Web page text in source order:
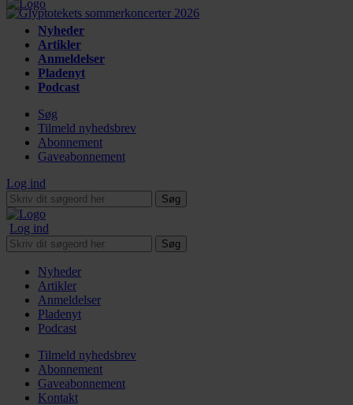
Nyheder
Artikler
Anmeldelser
Pladenyt
Podcast
Søg
Tilmeld nyhedsbrev
Abonnement
Gaveabonnement
Log ind
Søg
Log ind
Søg
Nyheder
Artikler
Anmeldelser
Pladenyt
Podcast
Tilmeld nyhedsbrev
Abonnement
Gaveabonnement
Kontakt